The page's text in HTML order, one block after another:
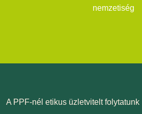
nemzetiség
A PPF-nél etikus üzletvitelt folytatunk